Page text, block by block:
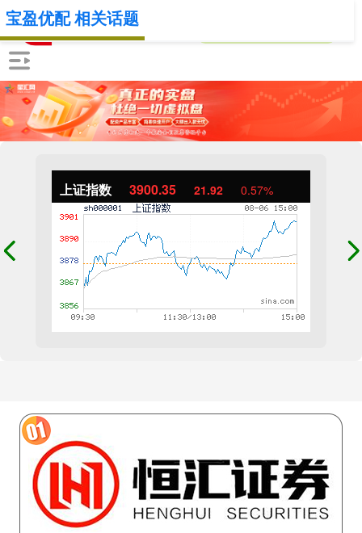
上证指数 3900.35 21.92 0.57%
宝盈优配 相关话题